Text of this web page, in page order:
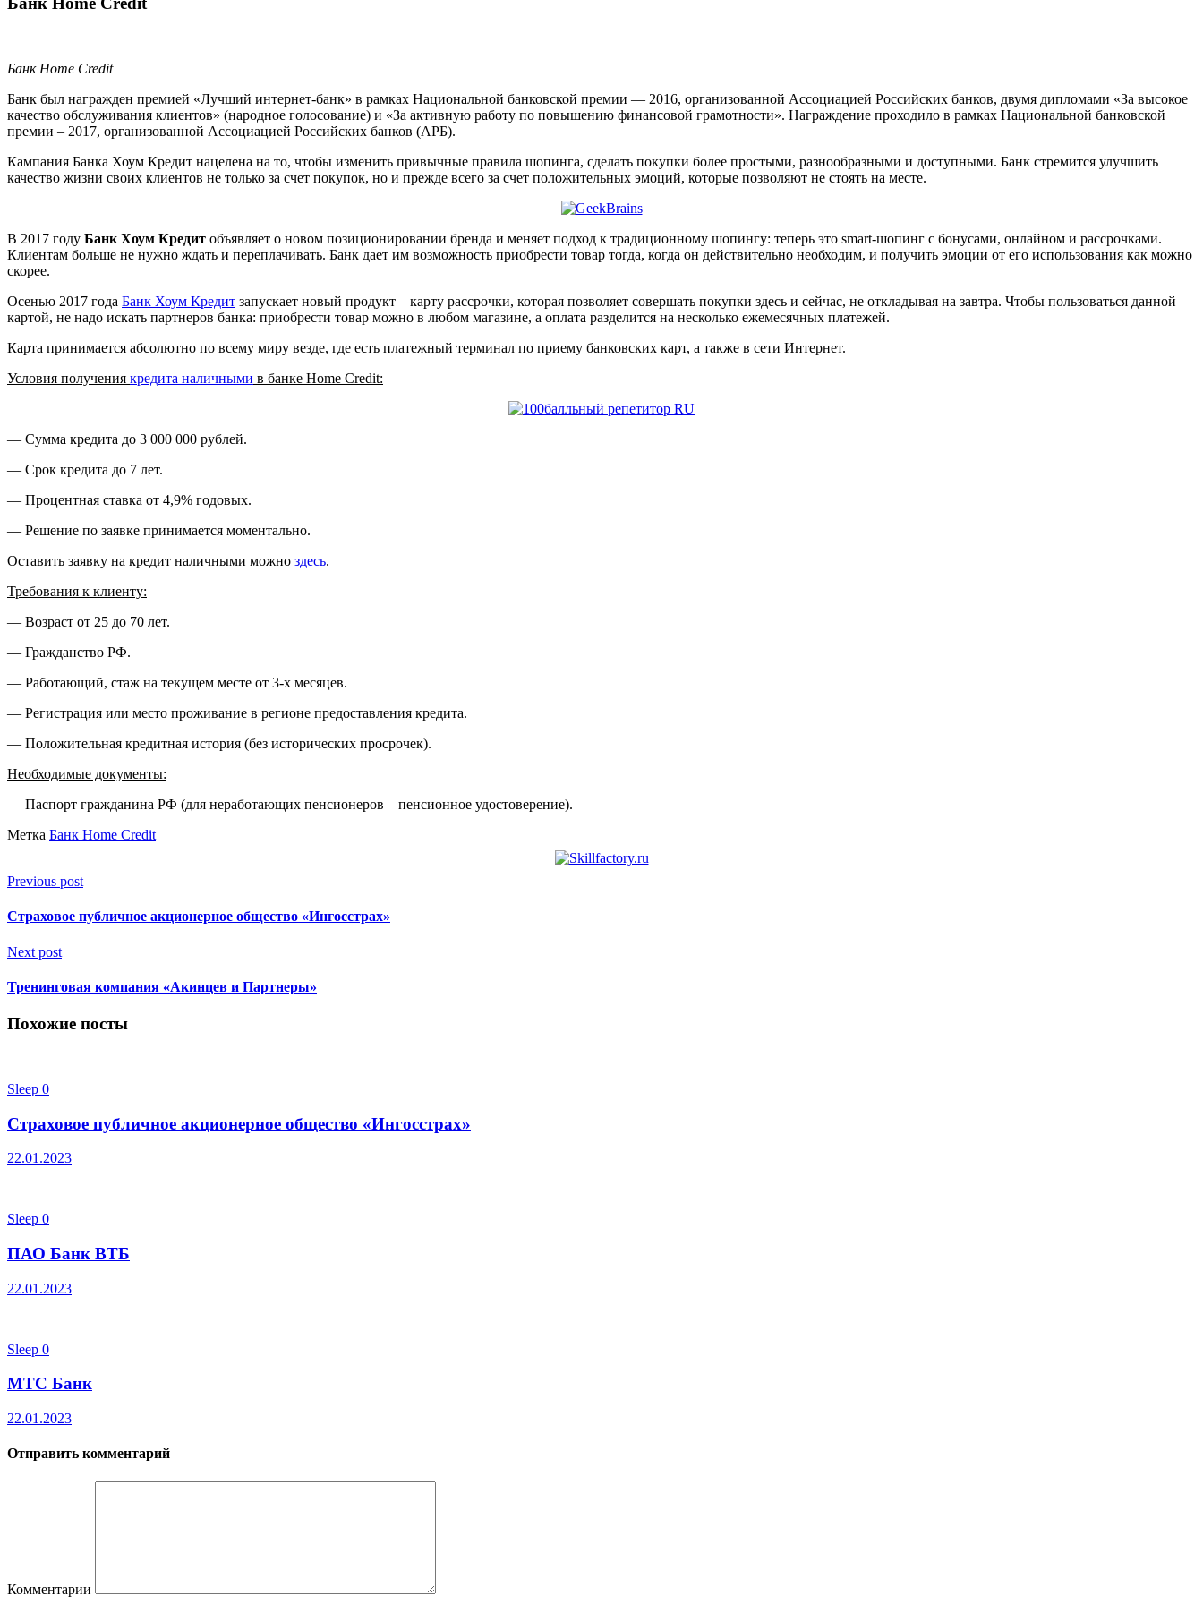
Банк Home Credit
Банк был награжден премией «Лучший интернет-банк» в рамках Национальной банковской премии — 2016, организованной Ассоциацией Российских банков, двумя дипломами «За высокое
качество обслуживания клиентов» (народное голосование) и «За активную работу по повышению финансовой грамотности». Награждение проходило в рамках Национальной банковской
премии – 2017, организованной Ассоциацией Российских банков (АРБ).
Кампания Банка Хоум Кредит нацелена на то, чтобы изменить привычные правила шопинга, сделать покупки более простыми, разнообразными и доступными. Банк стремится улучшить
качество жизни своих клиентов не только за счет покупок, но и прежде всего за счет положительных эмоций, которые позволяют не стоять на месте.
В 2017 году Банк Хоум Кредит объявляет о новом позиционировании бренда и меняет подход к традиционному шопингу: теперь это smart-шопинг с бонусами, онлайном и рассрочками.
Клиентам больше не нужно ждать и переплачивать. Банк дает им возможность приобрести товар тогда, когда он действительно необходим, и получить эмоции от его использования как можно
скорее.
Осенью 2017 года Банк Хоум Кредит запускает новый продукт – карту рассрочки, которая позволяет совершать покупки здесь и сейчас, не откладывая на завтра. Чтобы пользоваться данной
картой, не надо искать партнеров банка: приобрести товар можно в любом магазине, а оплата разделится на несколько ежемесячных платежей.
Карта принимается абсолютно по всему миру везде, где есть платежный терминал по приему банковских карт, а также в сети Интернет.
Условия получения кредита наличными в банке Home Credit:
— Сумма кредита до 3 000 000 рублей.
— Срок кредита до 7 лет.
— Процентная ставка от 4,9% годовых.
— Решение по заявке принимается моментально.
Оставить заявку на кредит наличными можно здесь.
Требования к клиенту:
— Возраст от 25 до 70 лет.
— Гражданство РФ.
— Работающий, стаж на текущем месте от 3-х месяцев.
— Регистрация или место проживание в регионе предоставления кредита.
— Положительная кредитная история (без исторических просрочек).
Необходимые документы:
— Паспорт гражданина РФ (для неработающих пенсионеров – пенсионное удостоверение).
Метка Банк Home Credit
Previous post
Страховое публичное акционерное общество «Ингосстрах»
Next post
Тренинговая компания «Акинцев и Партнеры»
Похожие посты
Sleep 0
Страховое публичное акционерное общество «Ингосстрах»
22.01.2023
Sleep 0
ПАО Банк ВТБ
22.01.2023
Sleep 0
МТС Банк
22.01.2023
Отправить комментарий
Комментарии